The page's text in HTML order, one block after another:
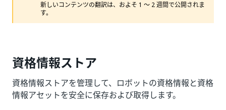
新しいコンテンツの翻訳は、およそ 1 ～ 2 週間で公開されま
す。
資格情報ストア
資格情報ストアを管理して、ロボットの資格情報と資格
情報アセットを安全に保存および取得します。